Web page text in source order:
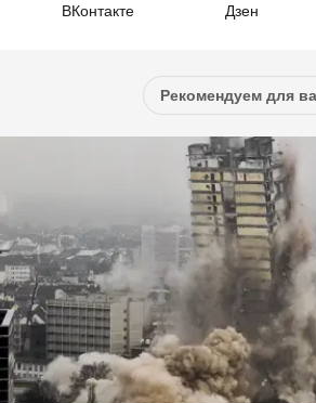
ВКонтакте Дзен
Рекомендуем для